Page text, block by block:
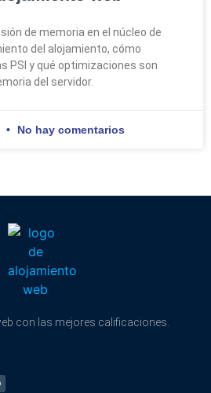
de memoria en el núcleo de
del alojamiento, cómo
PSI y qué optimizaciones son
del servidor.
No hay comentarios
con las mejores calificaciones.